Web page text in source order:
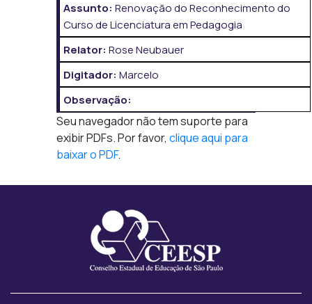
Assunto: Renovação do Reconhecimento do
Curso de Licenciatura em Pedagogia
Relator: Rose Neubauer
Digitador: Marcelo
Observação:
Seu navegador não tem suporte para
exibir PDFs. Por favor, clique aqui para
baixar o PDF.